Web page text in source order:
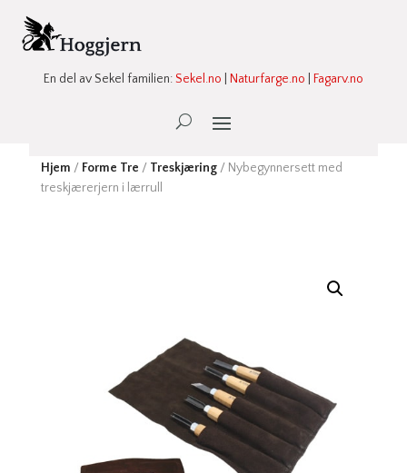
En del av Sekel familien:Sekel.no Naturfarge.no Fagarv.no
Ønskeliste -
Hjem / Forme Tre / Treskjæring/ Nybegynnersett med
treskjærerjern i lærrull